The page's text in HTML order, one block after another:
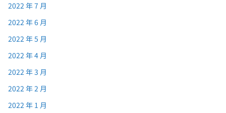
2022 年 7 月
2022 年 6 月
2022 年 5 月
2022 年 4 月
2022 年 3 月
2022 年 2 月
2022 年 1 月